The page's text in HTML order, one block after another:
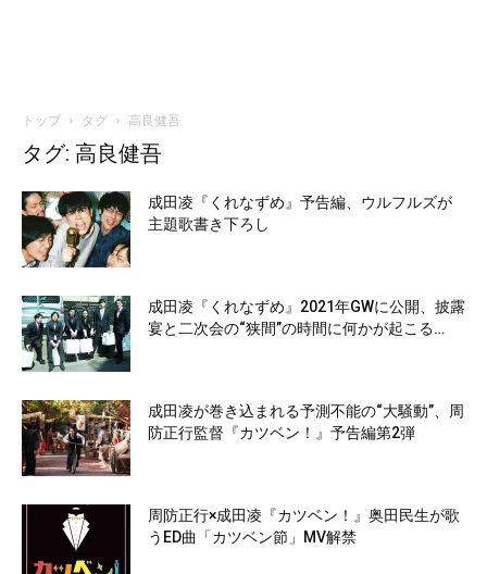
トップ タグ 高良健吾
タグ: 高良健吾
成田凌『くれなずめ』予告編、ウルフルズが
主題歌書き下ろし
成田凌『くれなずめ』2021年GWに公開、披露
宴と二次会の“狭間”の時間に何かが起こる…
成田凌が巻き込まれる予測不能の“大騒動”、周
防正行監督『カツベン！』予告編第2弾
周防正行×成田凌『カツベン！』奥田民生が歌
うED曲「カツベン節」MV解禁